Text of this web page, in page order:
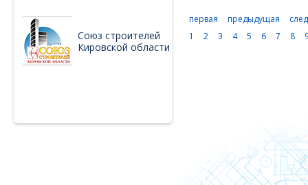
первая предыдущая
1
2 3 4 5 6 7 8
Союз строителей
Кировской области